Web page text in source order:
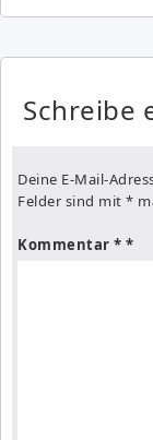
Schreibe
Deine E-Mail-
Felder sind mit *
Kommentar *